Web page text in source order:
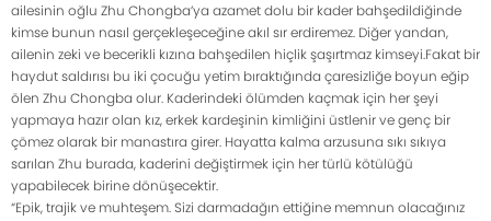
ailesinin oğlu Zhu Chongba’ya azamet dolu bir kader bahşedildiğinde
kimse bunun nasıl gerçekleşeceğine akıl sır erdiremez. Diğer yandan,
ailenin zeki ve becerikli kızına bahşedilen hiçlik şaşırtmaz kimseyi.Fakat bir
haydut saldırısı bu iki çocuğu yetim bıraktığında çaresizliğe boyun eğip
ölen Zhu Chongba olur. Kaderindeki ölümden kaçmak için her şeyi
yapmaya hazır olan kız, erkek kardeşinin kimliğini üstlenir ve genç bir
çömez olarak bir manastıra girer. Hayatta kalma arzusuna sıkı sıkıya
sarılan Zhu burada, kaderini değiştirmek için her türlü kötülüğü
yapabilecek birine dönüşecektir.
“Epik, trajik ve muhteşem. Sizi darmadağın ettiğine memnun olacağınız